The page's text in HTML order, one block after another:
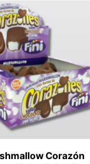
Corazón